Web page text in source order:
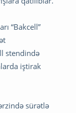
“Bakcell”
stendində
iştirak
sürətlə